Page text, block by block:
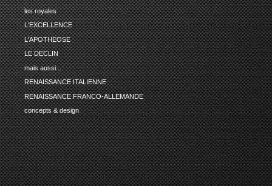
les royales
L'EXCELLENCE
L'APOTHEOSE
LE DECLIN
mais aussi...
RENAISSANCE ITALIENNE
RENAISSANCE FRANCO-ALLEMANDE
concepts & design